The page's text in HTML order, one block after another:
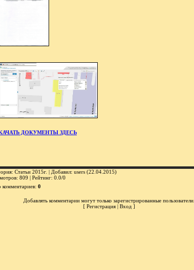
ДОКУМЕНТЫ ЗДЕСЬ
: Статьи 2015г. | Добавил: users (22.04.2015)
: 809 | Рейтинг: 0.0/0
комментариев: 0
Добавлять комментарии могут только зарегистрированные пользователи.
[ Регистрация| Вход ]